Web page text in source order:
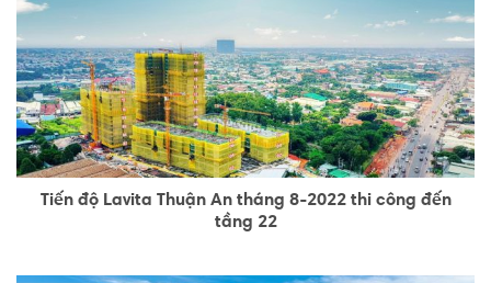
Tiến độ Lavita Thuận An tháng 8-2022 thi công đến
tầng 22